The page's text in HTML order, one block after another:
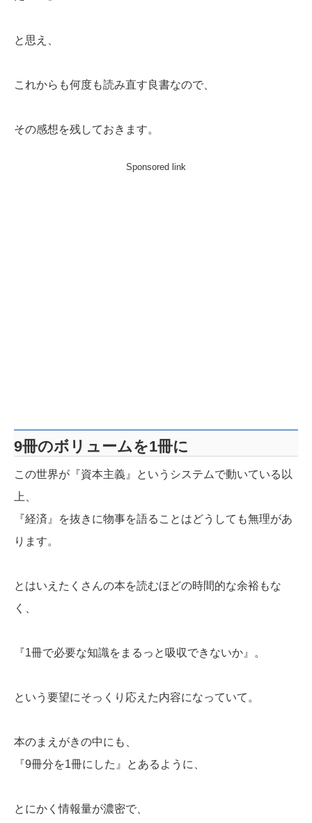
と思え、
これからも何度も読み直す良書なので、
その感想を残しておきます。
Sponsored link
9冊のボリュームを1冊に
この世界が『資本主義』というシステムで動いている以
上、
『経済』を抜きに物事を語ることはどうしても無理があ
ります。
とはいえたくさんの本を読むほどの時間的な余裕もな
く、
『1冊で必要な知識をまるっと吸収できないか』。
という要望にそっくり応えた内容になっていて。
本のまえがきの中にも、
『9冊分を1冊にした』とあるように、
とにかく情報量が濃密で、